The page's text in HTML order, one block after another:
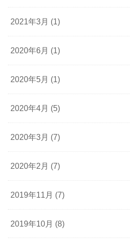
2021年3月 (1)
2020年6月 (1)
2020年5月 (1)
2020年4月 (5)
2020年3月 (7)
2020年2月 (7)
2019年11月 (7)
2019年10月 (8)